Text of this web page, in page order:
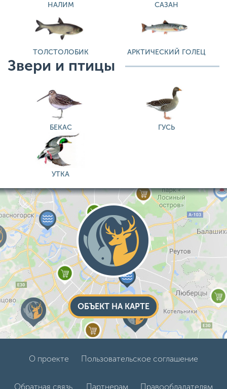
НАЛИМ САЗАН
ТОЛСТОЛОБИК АРКТИЧЕСКИЙ ГОЛЕЦ
Звери и птицы
БЕКАС ГУСЬ
УТКА
ОБЪЕКТ НА КАРТЕ
О проекте Пользовательское соглашение
Обратная связь. Партнерам Правообладателям